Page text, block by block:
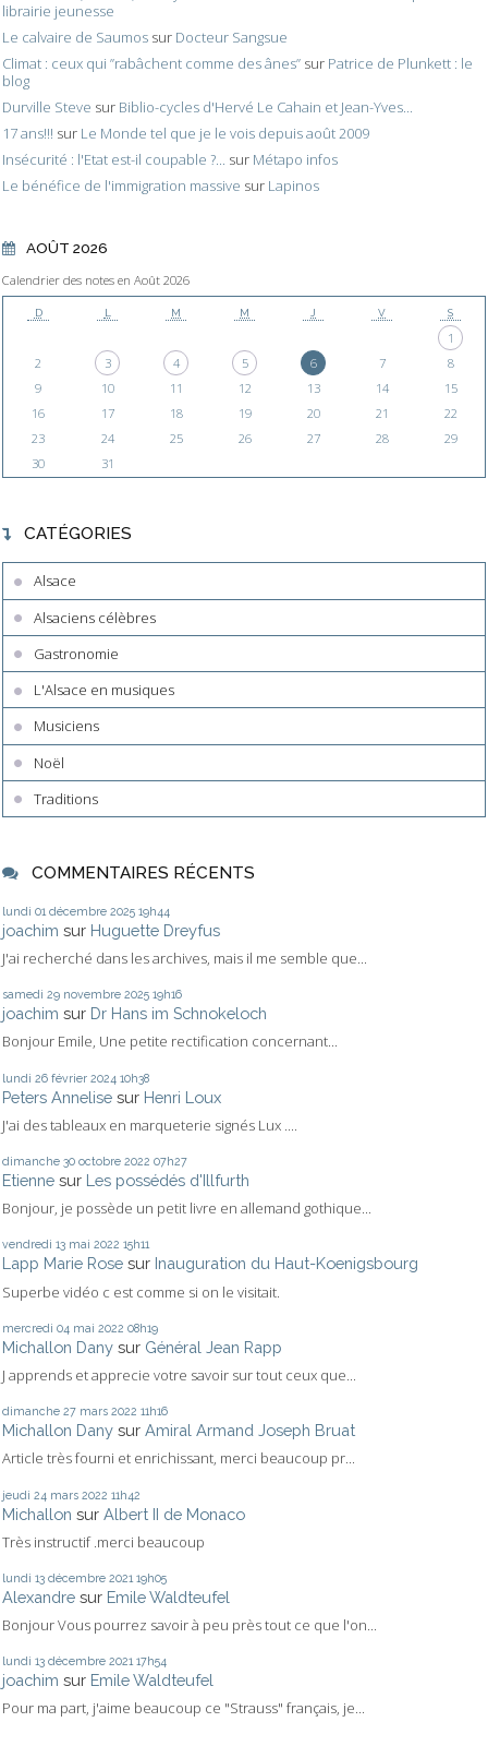
librairie jeunesse
Le calvaire de Saumos sur Docteur Sangsue
Climat : ceux qui ”rabâchent comme des ânes” sur Patrice de Plunkett : le
blog
Durville Steve sur Biblio-cycles d'Hervé Le Cahain et Jean-Yves...
17 ans!!! sur Le Monde tel que je le vois depuis août 2009
Insécurité : l'Etat est-il coupable ?... sur Métapo infos
Le bénéfice de l'immigration massive sur Lapinos
AOÛT 2026
Calendrier des notes en Août 2026
D L M M J V S
1
2
3 4 5 6 7
8
9
10 11 12 13 14
15
16
17 18 19 20 21
22
23
24 25 26 27 28
29
30
31
CATÉGORIES
Alsace
Alsaciens célèbres
Gastronomie
L'Alsace en musiques
Musiciens
Noël
Traditions
COMMENTAIRES RÉCENTS
lundi 01 décembre 2025 19h44
joachim sur Huguette Dreyfus
J'ai recherché dans les archives, mais il me semble que...
samedi 29 novembre 2025 19h16
joachim sur Dr Hans im Schnokeloch
Bonjour Emile, Une petite rectification concernant...
lundi 26 février 2024 10h38
Peters Annelise sur Henri Loux
J'ai des tableaux en marqueterie signés Lux ....
dimanche 30 octobre 2022 07h27
Etienne sur Les possédés d'Illfurth
Bonjour, je possède un petit livre en allemand gothique...
vendredi 13 mai 2022 15h11
Lapp Marie Rose sur Inauguration du Haut-Koenigsbourg
Superbe vidéo c est comme si on le visitait.
mercredi 04 mai 2022 08h19
Michallon Dany sur Général Jean Rapp
J apprends et apprecie votre savoir sur tout ceux que...
dimanche 27 mars 2022 11h16
Michallon Dany sur Amiral Armand Joseph Bruat
Article très fourni et enrichissant, merci beaucoup pr...
jeudi 24 mars 2022 11h42
Michallon sur Albert II de Monaco
Très instructif .merci beaucoup
lundi 13 décembre 2021 19h05
Alexandre sur Emile Waldteufel
Bonjour Vous pourrez savoir à peu près tout ce que l'on...
lundi 13 décembre 2021 17h54
joachim sur Emile Waldteufel
Pour ma part, j'aime beaucoup ce "Strauss" français, je...